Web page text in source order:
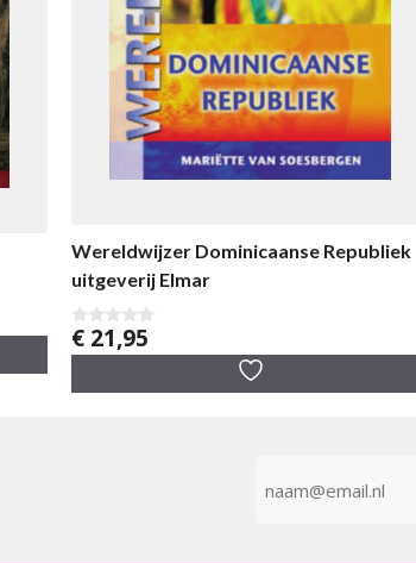
Wereldwijzer Dominicaanse Republiek
uitgeverij Elmar
0
v
€ 21,95
mailadres